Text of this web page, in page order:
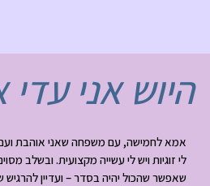
היוש אני
אמא לחמישה, עם משפחה שאני אוהבת ועם
לי זוגיות ויש לי עשייה מקצועית. ובשלב
שאפשר שהכול יהיה בסדר – ועדיין